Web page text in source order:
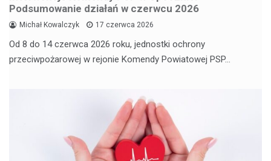
Podsumowanie działań w czerwcu 2026
Michał Kowalczyk 17 czerwca 2026
Od 8 do 14 czerwca 2026 roku, jednostki ochrony
przeciwpożarowej w rejonie Komendy Powiatowej PSP…